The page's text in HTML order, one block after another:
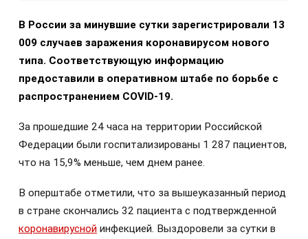
В России за минувшие сутки зарегистрировали 13
009 случаев заражения коронавирусом нового
типа. Соответствующую информацию
предоставили в оперативном штабе по борьбе с
распространением COVID-19.
За прошедшие 24 часа на территории Российской
Федерации были госпитализированы 1 287 пациентов,
что на 15,9% меньше, чем днем ранее.
В оперштабе отметили, что за вышеуказанный период
в стране скончались 32 пациента с подтвержденной
коронавирусной инфекцией. Выздоровели за сутки в